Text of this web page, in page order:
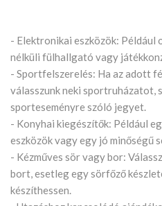
- Elektronikai eszközök:
nélküli fülhallgató vagy
- Sportfelszerelés: Ha az adott
válasszunk neki sportruházatot,
sporteseményre szóló jegyet.
- Konyhai kiegészítők: Például
eszközök vagy egy jó minőségű
- Kézműves sör vagy bor:
bort, esetleg egy sörfőző
készíthessen.